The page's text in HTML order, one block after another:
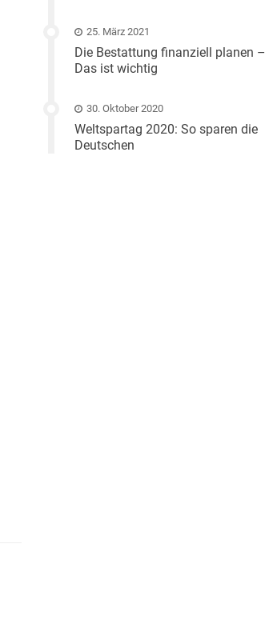
25. März 2021
Die Bestattung finanziell planen –
Das ist wichtig
30. Oktober 2020
Weltspartag 2020: So sparen die
Deutschen